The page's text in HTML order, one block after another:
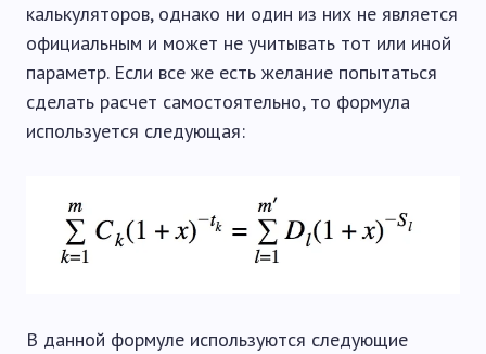
калькуляторов, однако ни один из них не является
официальным и может не учитывать тот или иной
параметр. Если все же есть желание попытаться
сделать расчет самостоятельно, то формула
используется следующая:
В данной формуле используются следующие